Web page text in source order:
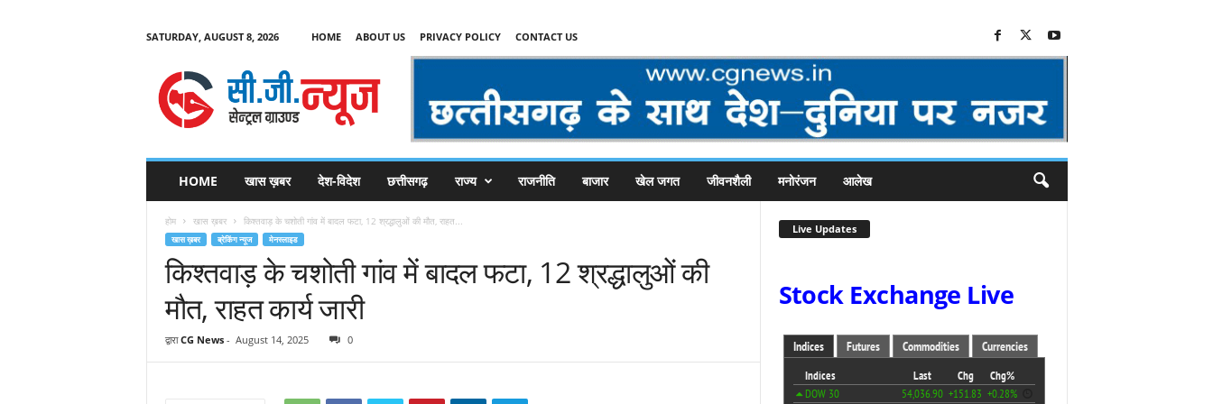
SATURDAY, AUGUST 8, 2026 HOME ABOUT US PRIVACY POLICY CONTACT US
C
HOME खास ख़बर देश-विदेश छत्तीसगढ़ राज्य राजनीति बाजार खेल जगत जीवनशैली मनोरंजन आलेख
होम खास ख़बर किश्तवाड़ के चशोती गांव में बादल फटा, 12 श्रद्धालुओं की मौत, राहत...
खास ख़बर ब्रेकिंग न्यूज मेनस्लाइड
किश्तवाड़ के चशोती गांव में बादल फटा, 12 श्रद्धालुओं की
मौत, राहत कार्य जारी
द्वारा CG News- August 14, 2025 0
Live Updates
Stock Exchange Live